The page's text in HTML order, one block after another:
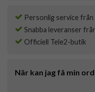
Personlig service
Snabba leveranser
Officiell Tele2-butik
När kan jag få min